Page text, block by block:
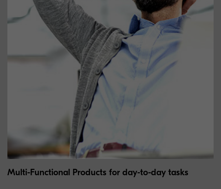
Multi-Functional Products for day-to-day tasks